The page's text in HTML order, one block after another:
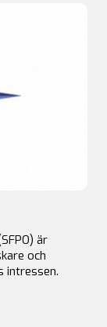
är
och
intressen.